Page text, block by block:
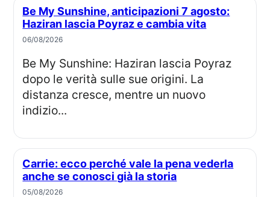
Be My Sunshine, anticipazioni 7 agosto:
Haziran lascia Poyraz e cambia vita
06/08/2026
Be My Sunshine: Haziran lascia Poyraz
dopo le verità sulle sue origini. La
distanza cresce, mentre un nuovo
indizio...
Carrie: ecco perché vale la pena vederla
anche se conosci già la storia
05/08/2026